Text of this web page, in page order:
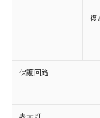
復
保護回路
表示灯